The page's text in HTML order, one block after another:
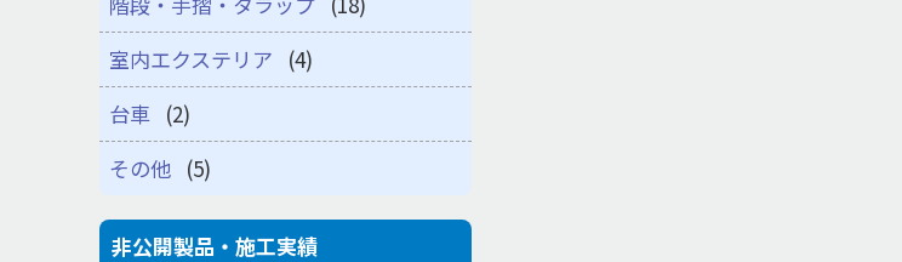
室内エクステリア (4)
台車 (2)
その他 (5)
非公開製品・施工実績